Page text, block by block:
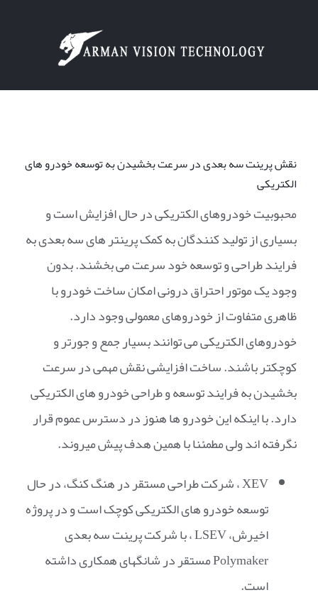
نقش پرینت سه بعدی در سرعت بخشیدن به توسعه خودرو های
الکتریکی
محبوبیت خودروهای الکتریکی در حال افزایش است و
بسیاری از تولید کنندگان به کمک پرینتر های سه بعدی به
فرایند طراحی و توسعه خود سرعت می بخشند. بدون
وجود یک موتور احتراق درونی امکان ساخت خودرو با
ظاهری متفاوت از خودروهای معمولی وجود دارد.
خودروهای الکتریکی می توانند بسیار جمع و جورتر و
کوچکتر باشند. ساخت افزایشی نقش مهمی در سرعت
بخشیدن به فرایند توسعه و طراحی خودرو های الکتریکی
دارد. با اینکه این خودرو ها هنوز در دسترس عموم قرار
نگرفته اند ولی مطمئنا با همین هدف پیش میروند.
XEV ، شرکت طراحی مستقر در هنگ کنگ، در حال
توسعه خودرو های الکتریکی کوچک است و در پروژه
اخیرش، LSEV ، با شرکت پرینت سه بعدی
Polymaker مستقر در شانگهای همکاری داشته
است.